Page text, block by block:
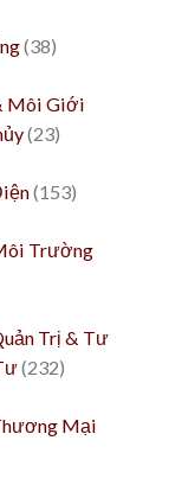
(38)
Môi Giới
(23)
(153)
Trường
Trị & Tư
(232)
Mại